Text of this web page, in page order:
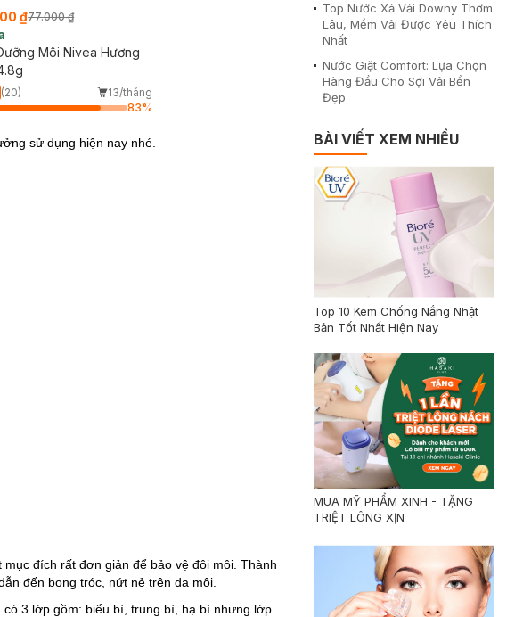
₫77.000 ₫
Môi Nivea Hương
(20)
13/tháng
83%
sử dụng hiện nay nhé.
đích rất đơn giản để bảo vệ đôi môi. Thành
đến bong tróc, nứt nẻ trên da môi.
3 lớp gồm: biểu bì, trung bì, hạ bì nhưng lớp
Top Nước Xả Vải Downy Thơm
Lâu, Mềm Vải Được Yêu Thích
Nhất
Nước Giặt Comfort: Lựa Chọn
Hàng Đầu Cho Sợi Vải Bền
Đẹp
BÀI VIẾT XEM NHIỀU
Top 10 Kem Chống Nắng Nhật
Bản Tốt Nhất Hiện Nay
MUA MỸ PHẨM XINH - TẶNG
TRIỆT LÔNG XỊN